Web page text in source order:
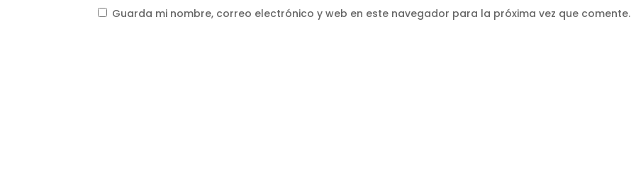
Guarda mi nombre, correo electrónico y web en este navegador para la próxima vez que comente.